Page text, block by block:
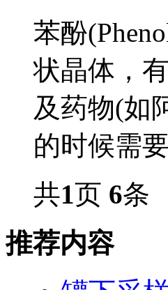
苯酚
状晶体，
及药物(如
的时候需
共1页 6条
推荐内容